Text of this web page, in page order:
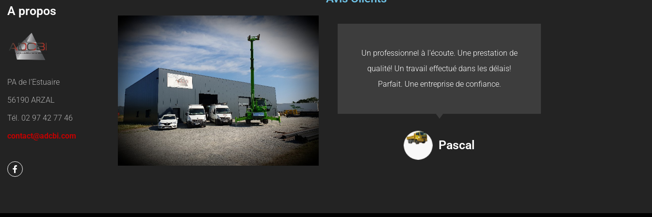
A propos
PA de l’Estuaire
56190 ARZAL
Tél. 02 97 42 77 46
contact@adcbi.com
F
a
c
o
Un professionnel à l'écoute. Une prestation de
qualité! Un travail effectué dans les délais!
Parfait. Une entreprise de confiance.
Pascal